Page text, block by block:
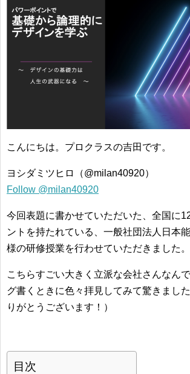
こんにちは。プロクラスの吉田です。
ヨシダミツヒロ（@milan40920）
Follow @milan40920
今回表題に書かせていただいた、全国に
ントを持たれている、一般社団法人日本
様の研修授業を行わせていただきました。
こちらすごい大きく立派な会社さんなん
グ書くときに色々拝見してみて驚きまし
りがとうございます！）
目次